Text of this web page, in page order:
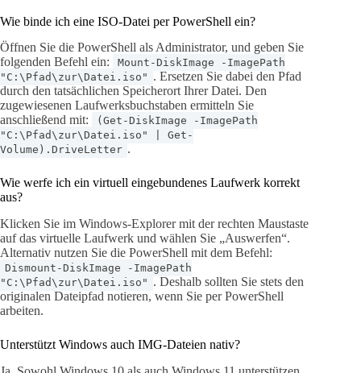
Wie binde ich eine ISO-Datei per PowerShell ein?
Öffnen Sie die PowerShell als Administrator, und geben Sie
folgenden Befehl ein:
Mount-DiskImage -ImagePath
"C:\Pfad\zur\Datei.iso" . Ersetzen Sie dabei den Pfad
durch den tatsächlichen Speicherort Ihrer Datei. Den
zugewiesenen Laufwerksbuchstaben ermitteln Sie
anschließend mit:
(Get-DiskImage -ImagePath
"C:\Pfad\zur\Datei.iso" | Get-
Volume).DriveLetter .
Wie werfe ich ein virtuell eingebundenes Laufwerk korrekt
aus?
Klicken Sie im Windows-Explorer mit der rechten Maustaste
auf das virtuelle Laufwerk und wählen Sie „Auswerfen“.
Alternativ nutzen Sie die PowerShell mit dem Befehl:
Dismount-DiskImage -ImagePath
"C:\Pfad\zur\Datei.iso" . Deshalb sollten Sie stets den
originalen Dateipfad notieren, wenn Sie per PowerShell
arbeiten.
Unterstützt Windows auch IMG-Dateien nativ?